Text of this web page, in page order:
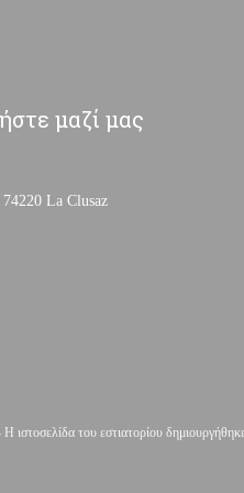
μαζί μας
La Clusaz((ανοίγει σε νέο
του εστιατορίου